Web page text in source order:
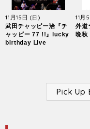
11月15日 (日)
武田チャッピー治『チ
ャッピー 77 !!』lucky
birthday Live
11月
外道
晩秋
Pick Up